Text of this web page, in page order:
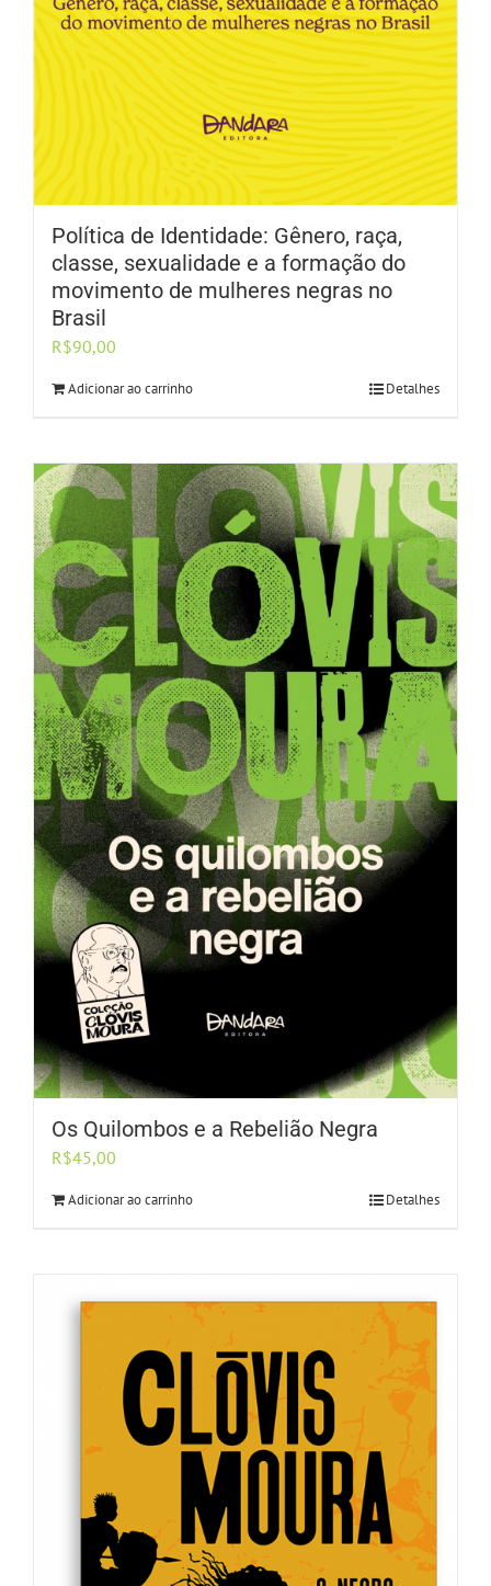
Política de Identidade: Gênero, raça,
classe, sexualidade e a formação do
movimento de mulheres negras no
Brasil
R$90,00
Adicionar ao carrinho Detalhes
Os Quilombos e a Rebelião Negra
R$45,00
Adicionar ao carrinho Detalhes